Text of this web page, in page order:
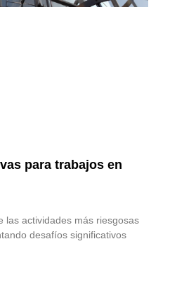
para trabajos en
las actividades más riesgosas
desafíos significativos